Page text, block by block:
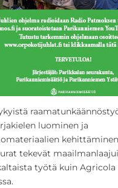
luominen ja
tekevät
työtä kuin Agricola